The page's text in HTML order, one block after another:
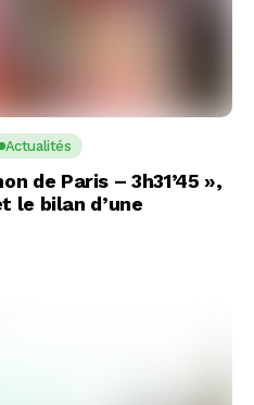
Actualités
de Paris – 3h31’45 »,
le bilan d’une